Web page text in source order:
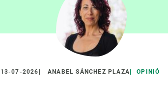
13-07-2026 ANABEL SÁNCHEZ PLAZA OPINIÓ